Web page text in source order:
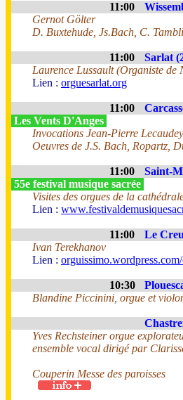
11:00
Gernot Gölter
D. Buxtehude, Js.Bach, C.
11:00 Sarlat
Laurence Lussault (Organiste
Lien : orguesarlat.org
11:00
Les Vents D'Anges
Invocations Jean-Pierre
Oeuvres de J.S. Bach, Ropartz,
11:00 Saint-
55e festival musique sacrée
Visites des orgues de la
Lien :
11:00 Le
Ivan Terekhanov
Lien :
10:30
Blandine Piccinini, orgue et
Yves Rechsteiner orgue
ensemble vocal dirigé par
Couperin Messe des paroisses